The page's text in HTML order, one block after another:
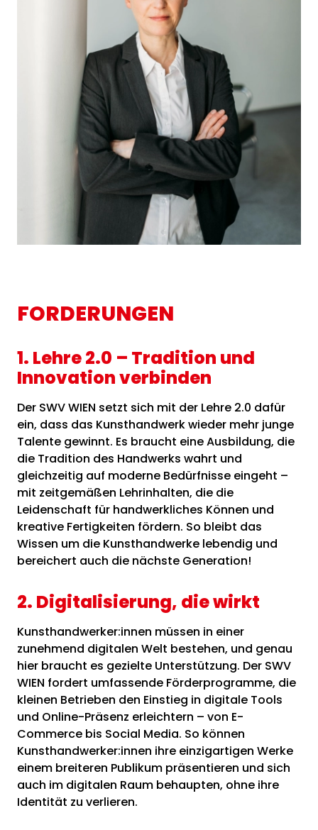
FORDERUNGEN
1. Lehre 2.0 – Tradition und
Innovation verbinden
Der SWV WIEN setzt sich mit der Lehre 2.0 dafür
ein, dass das Kunsthandwerk wieder mehr junge
Talente gewinnt. Es braucht eine Ausbildung, die
die Tradition des Handwerks wahrt und
gleichzeitig auf moderne Bedürfnisse eingeht –
mit zeitgemäßen Lehrinhalten, die die
Leidenschaft für handwerkliches Können und
kreative Fertigkeiten fördern. So bleibt das
Wissen um die Kunsthandwerke lebendig und
bereichert auch die nächste Generation!
2. Digitalisierung, die wirkt
Kunsthandwerker:innen müssen in einer
zunehmend digitalen Welt bestehen, und genau
hier braucht es gezielte Unterstützung. Der SWV
WIEN fordert umfassende Förderprogramme, die
kleinen Betrieben den Einstieg in digitale Tools
und Online-Präsenz erleichtern – von E-
Commerce bis Social Media. So können
Kunsthandwerker:innen ihre einzigartigen Werke
einem breiteren Publikum präsentieren und sich
auch im digitalen Raum behaupten, ohne ihre
Identität zu verlieren.